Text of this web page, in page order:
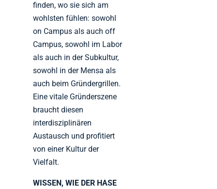
finden, wo sie sich am
wohlsten fühlen: sowohl
on Campus als auch off
Campus, sowohl im Labor
als auch in der Subkultur,
sowohl in der Mensa als
auch beim Gründergrillen.
Eine vitale Gründerszene
braucht diesen
interdisziplinären
Austausch und profitiert
von einer Kultur der
Vielfalt.
WISSEN, WIE DER HASE